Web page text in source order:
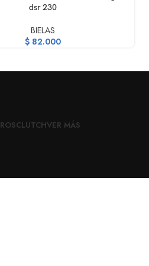
dsr 230
BIELAS
$82.000
CLUTCHVER MÁS